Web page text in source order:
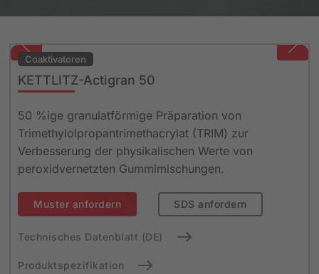
Coaktivatoren
KETTLITZ-Actigran 50
50 %ige granulatförmige Präparation von
Trimethylolpropantrimethacrylat (TRIM) zur
Verbesserung der physikalischen Werte von
peroxidvernetzten Gummimischungen.
Muster anfordern SDS anfordern
Technisches Datenblatt (DE)
Produktspezifikation